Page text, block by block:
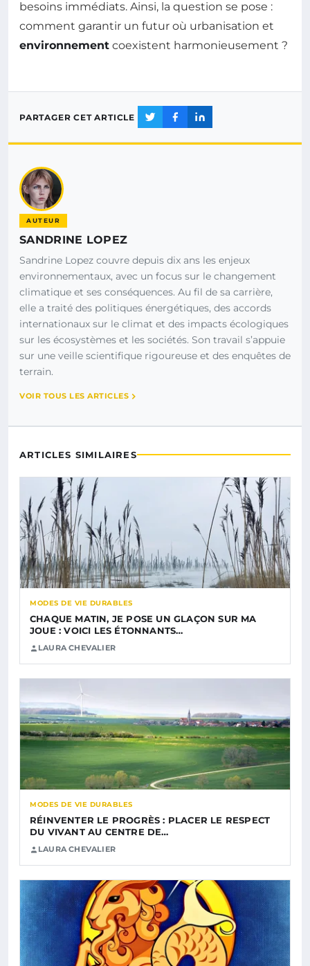
besoins immédiats. Ainsi, la question se pose :
comment garantir un futur où urbanisation et
environnement coexistent harmonieusement ?
PARTAGER CET ARTICLE
AUTEUR
SANDRINE LOPEZ
Sandrine Lopez couvre depuis dix ans les enjeux
environnementaux, avec un focus sur le changement
climatique et ses conséquences. Au fil de sa carrière,
elle a traité des politiques énergétiques, des accords
internationaux sur le climat et des impacts écologiques
sur les écosystèmes et les sociétés. Son travail s’appuie
sur une veille scientifique rigoureuse et des enquêtes de
terrain.
VOIR TOUS LES ARTICLES
ARTICLES SIMILAIRES
MODES DE VIE DURABLES
CHAQUE MATIN, JE POSE UN GLAÇON SUR MA
JOUE : VOICI LES ÉTONNANTS…
LAURA CHEVALIER
MODES DE VIE DURABLES
RÉINVENTER LE PROGRÈS : PLACER LE RESPECT
DU VIVANT AU CENTRE DE…
LAURA CHEVALIER